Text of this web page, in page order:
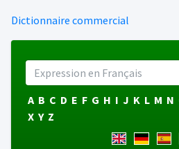
Dictionnaire commercial
A B C D E F G H I J K L M N
X Y Z